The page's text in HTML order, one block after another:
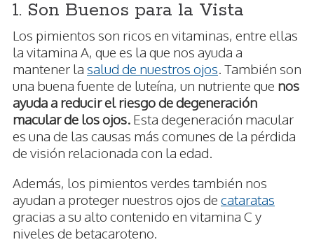
1. Son Buenos para la Vista
Los pimientos son ricos en vitaminas, entre ellas
la vitamina A, que es la que nos ayuda a
mantener la salud de nuestros ojos . También son
una buena fuente de luteína, un nutriente que nos
ayuda a reducir el riesgo de degeneración
macular de los ojos. Esta degeneración macular
es una de las causas más comunes de la pérdida
de visión relacionada con la edad.
Además, los pimientos verdes también nos
ayudan a proteger nuestros ojos de cataratas
gracias a su alto contenido en vitamina C y
niveles de betacaroteno.